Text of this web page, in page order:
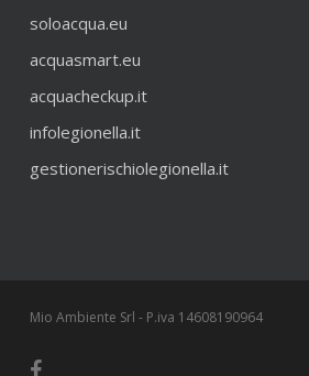
soloacqua.eu
acquasmart.eu
acquacheckup.it
infolegionella.it
gestionerischiolegionella.it
Mio Ambiente Srl - P.iva 14608190964
facebook